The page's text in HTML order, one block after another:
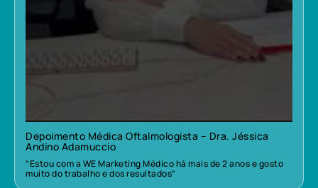
Depoimento Médica Oftalmologista – Dra. Jéssica
Andino Adamuccio
“Estou com a WE Marketing Médico há mais de 2 anos e gosto
muito do trabalho e dos resultados”